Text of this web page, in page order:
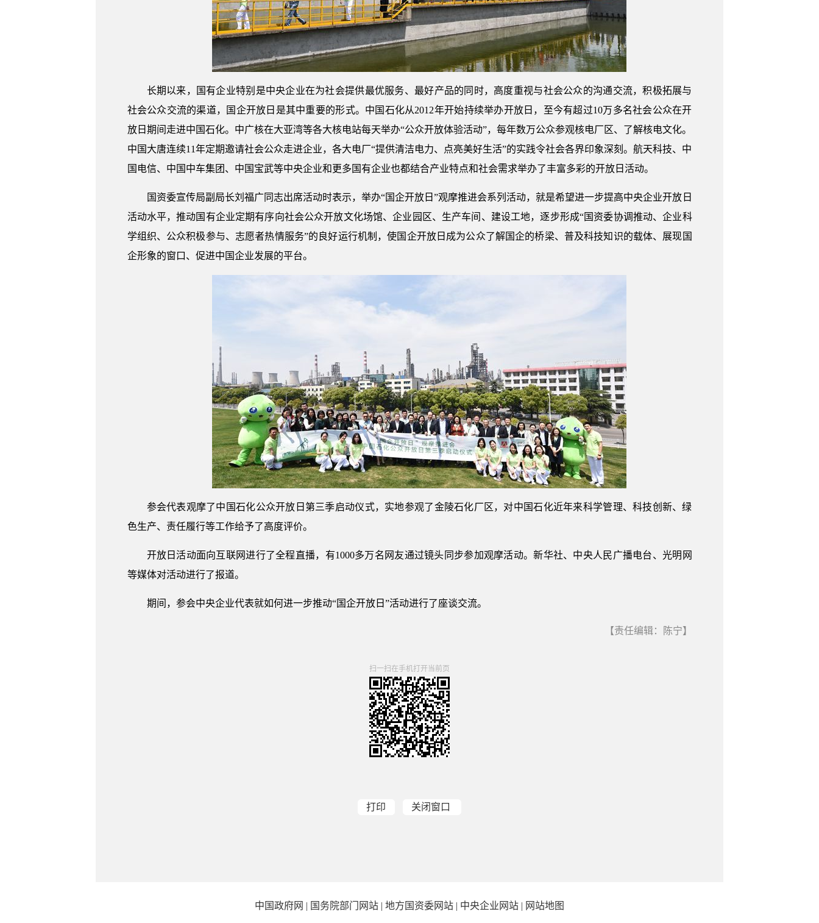
长期以来，国有企业特别是中央企业在为社会提供最优服务、最好产品的同时，高度重视与社会公众的沟通交流，积极拓展与
社会公众交流的渠道，国企开放日是其中重要的形式。中国石化从2012年开始持续举办开放日，至今有超过10万多名社会公众在开
放日期间走进中国石化。中广核在大亚湾等各大核电站每天举办“公众开放体验活动”，每年数万公众参观核电厂区、了解核电文化。
中国大唐连续11年定期邀请社会公众走进企业，各大电厂“提供清洁电力、点亮美好生活”的实践令社会各界印象深刻。航天科技、中
国电信、中国中车集团、中国宝武等中央企业和更多国有企业也都结合产业特点和社会需求举办了丰富多彩的开放日活动。
国资委宣传局副局长刘福广同志出席活动时表示，举办“国企开放日”观摩推进会系列活动，就是希望进一步提高中央企业开放日
活动水平，推动国有企业定期有序向社会公众开放文化场馆、企业园区、生产车间、建设工地，逐步形成“国资委协调推动、企业科
学组织、公众积极参与、志愿者热情服务”的良好运行机制，使国企开放日成为公众了解国企的桥梁、普及科技知识的载体、展现国
企形象的窗口、促进中国企业发展的平台。
参会代表观摩了中国石化公众开放日第三季启动仪式，实地参观了金陵石化厂区，对中国石化近年来科学管理、科技创新、绿
色生产、责任履行等工作给予了高度评价。
开放日活动面向互联网进行了全程直播，有1000多万名网友通过镜头同步参加观摩活动。新华社、中央人民广播电台、光明网
等媒体对活动进行了报道。
期间，参会中央企业代表就如何进一步推动“国企开放日”活动进行了座谈交流。
【责任编辑：陈宁】
扫一扫在手机打开当前页
打印 关闭窗口